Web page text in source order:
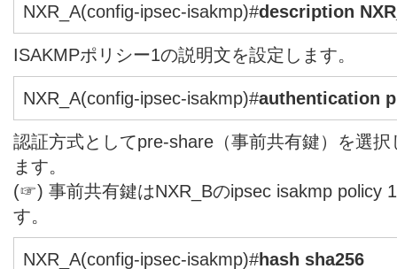
NXR_A(config-ipsec-isakmp)#description
ISAKMPポリシー1の説明文を設定します。
NXR_A(config-ipsec-isakmp)#authentication
認証方式としてpre-share（事前共有鍵）を選
ます。
(☞) 事前共有鍵はNXR_Bのipsec isakmp policy
す。
NXR_A(config-ipsec-isakmp)#hash sha256